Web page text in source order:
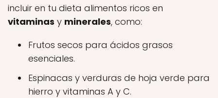
incluir en tu dieta alimentos ricos en
vitaminas y minerales, como:
Frutos secos para ácidos grasos
esenciales.
Espinacas y verduras de hoja verde para
hierro y vitaminas A y C.